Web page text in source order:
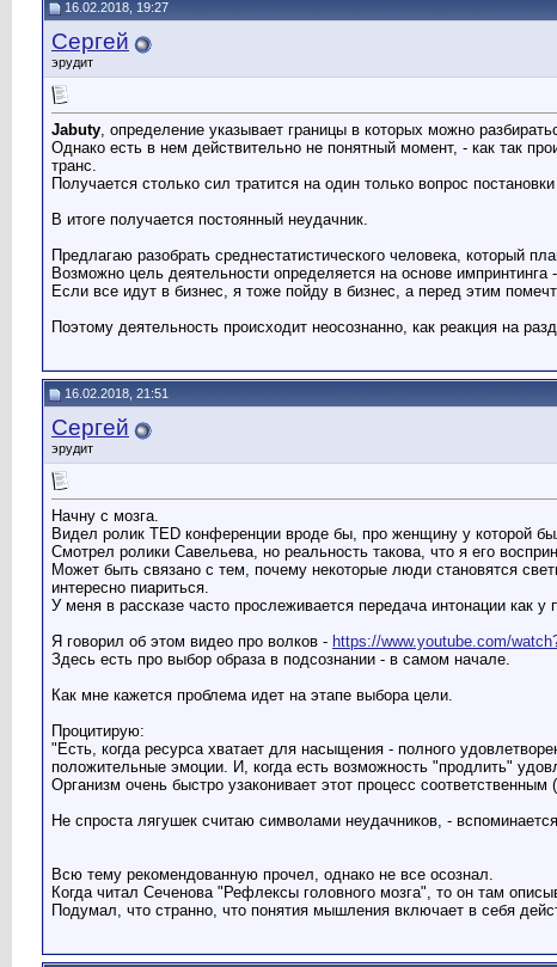
16.02.2018, 19:27
Сергей
эрудит
Jabuty, определение указывает границы в которых можно
Однако есть в нем действительно не понятный момент, - как так
транс.
Получается столько сил тратится на один только вопрос
В итоге получается постоянный неудачник.
Предлагаю разобрать среднестатистического человека, который
Возможно цель деятельности определяется на основе
Если все идут в бизнес, я тоже пойду в бизнес, а перед этим
Поэтому деятельность происходит неосознанно, как реакция на
16.02.2018, 21:51
Сергей
эрудит
Начну с мозга.
Видел ролик TED конференции вроде бы, про женщину у которой
Смотрел ролики Савельева, но реальность такова, что я его
Может быть связано с тем, почему некоторые люди становятся
интересно пиариться.
У меня в рассказе часто прослеживается передача интонации как у
Я говорил об этом видео про волков - https://www.youtube.com/
Здесь есть про выбор образа в подсознании - в самом начале.
Как мне кажется проблема идет на этапе выбора цели.
Процитирую:
"Есть, когда ресурса хватает для насыщения - полного
положительные эмоции. И, когда есть возможность "продлить"
Организм очень быстро узаконивает этот процесс
Не спроста лягушек считаю символами неудачников, -
Всю тему рекомендованную прочел, однако не все осознал.
Когда читал Сеченова "Рефлексы головного мозга", то он там
Подумал, что странно, что понятия мышления включает в себя